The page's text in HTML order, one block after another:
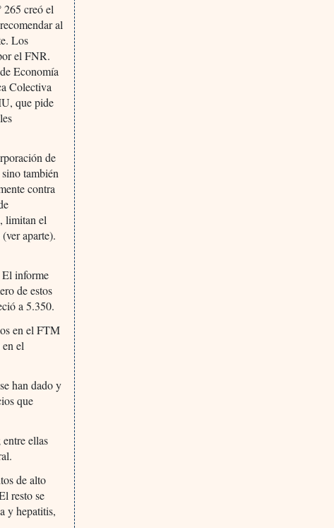
265 creó el
al
Los
el FNR.
Economía
Colectiva
que pide
de
también
contra
limitan el
aparte).
El informe
de estos
a 5.350.
en el FTM
el
han dado y
que
ellas
de alto
resto se
y hepatitis,